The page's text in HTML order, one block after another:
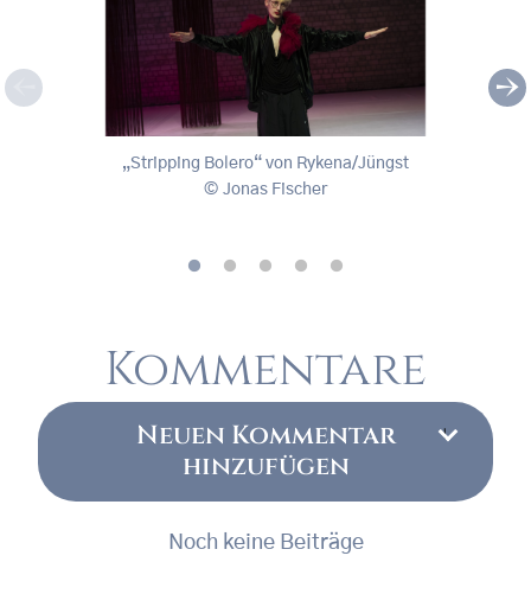
, © Jonas Fischer
„Stripping Bolero“ von Rykena/Jüngst
Jonas Fischer
Kommentare
Neuen Kommentar
hinzufügen
Noch keine Beiträge